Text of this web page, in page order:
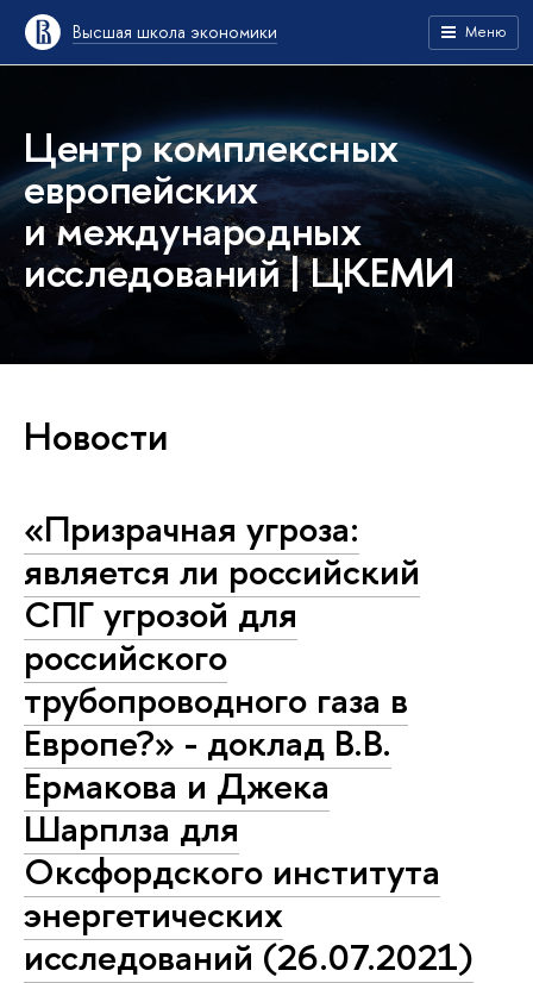
Высшая школа экономики Меню
Центр комплексных
европейских
и международных
исследований | ЦКЕМИ
Новости
«Призрачная угроза:
является ли российский
СПГ угрозой для
российского
трубопроводного газа в
Европе?» - доклад В.В.
Ермакова и Джека
Шарплза для
Оксфордского института
энергетических
исследований (26.07.2021)